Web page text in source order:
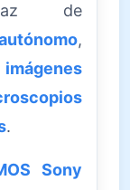
de
,
.
Sony